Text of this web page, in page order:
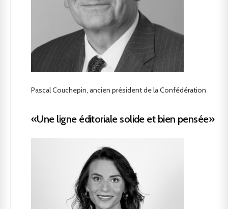
Pascal Couchepin, ancien président de la Confédération
«Une ligne éditoriale solide et bien pensée»